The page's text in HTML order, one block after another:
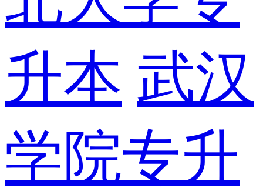
升本 武汉
学院专升